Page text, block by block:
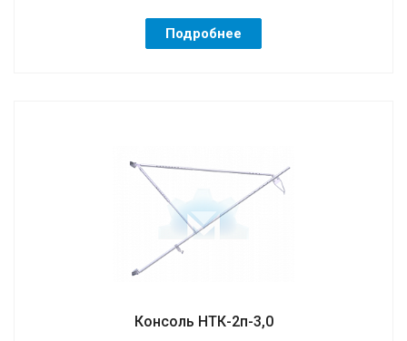
Подробнее
Консоль НТК-2п-3,0